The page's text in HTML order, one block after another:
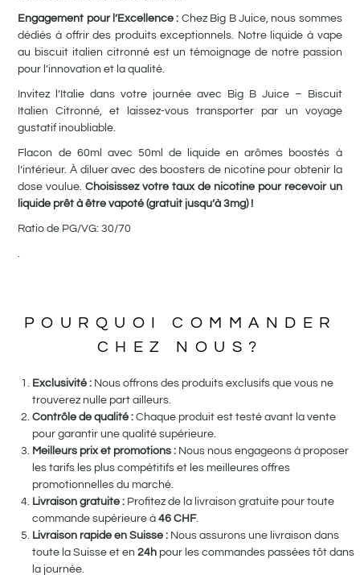
Engagement pour l’Excellence : Chez Big B Juice, nous sommes
dédiés à offrir des produits exceptionnels. Notre liquide à vape
au biscuit italien citronné est un témoignage de notre passion
pour l’innovation et la qualité.
Invitez l’Italie dans votre journée avec Big B Juice – Biscuit
Italien Citronné, et laissez-vous transporter par un voyage
gustatif inoubliable.
Flacon de 60ml avec 50ml de liquide en arômes boostés à
l’intérieur. À diluer avec des boosters de nicotine pour obtenir la
dose voulue.Choisissez votre taux de nicotine pour recevoir un
liquide prêt à être vapoté (gratuit jusqu’à 3mg) !
Ratio de PG/VG: 30/70
POURQUOI COMMANDER
CHEZ NOUS?
Exclusivité : Nous offrons des produits exclusifs que vous ne
trouverez nulle part ailleurs.
Contrôle de qualité : Chaque produit est testé avant la vente
pour garantir une qualité supérieure.
Meilleurs prix et promotions : Nous nous engageons à proposer
les tarifs les plus compétitifs et les meilleures offres
promotionnelles du marché.
Livraison gratuite : Profitez de la livraison gratuite pour toute
commande supérieure à 46 CHF.
Livraison rapide en Suisse : Nous assurons une livraison dans
toute la Suisse et en 24h pour les commandes passées tôt dans
la journée.